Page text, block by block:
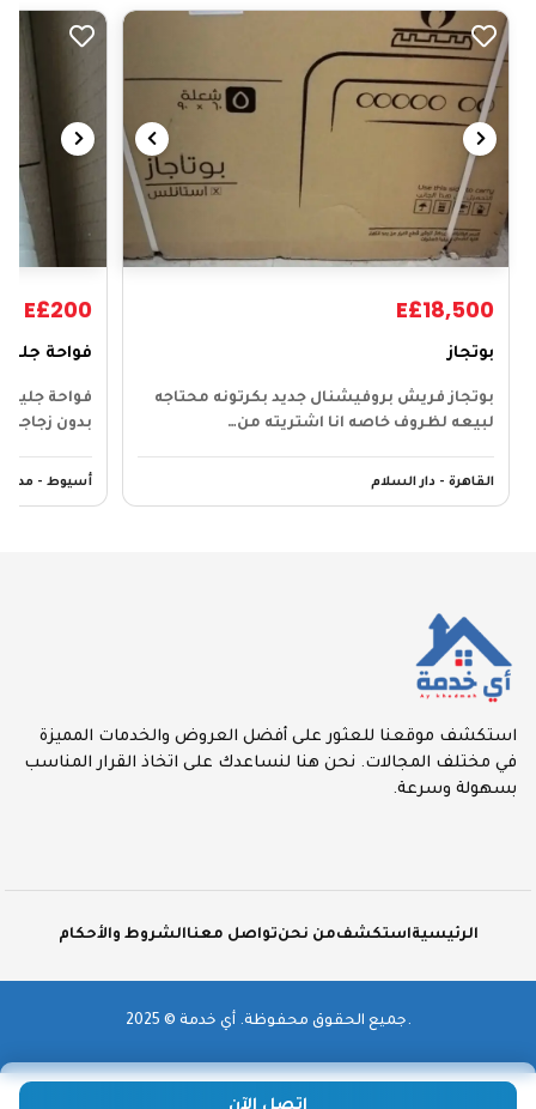
بوتجاز
بوتجاز فريش بروفيشنال جديد بكرتونه محتاجه
لبيعه لظروف خاصه انا اشتريته من…
القاهرة - دار السلام
E£18,500
فواحة جليد
فواحة جليد
بدون زجاجة
أسيوط -
E£200
استكشف موقعنا للعثور على أفضل العروض والخدمات المميزة
في مختلف المجالات. نحن هنا لنساعدك على اتخاذ القرار المناسب
بسهولة وسرعة.
الرئيسيةاستكشفمن نحنتواصل معناالشروط والأحكام
2025 © جميع الحقوق محفوظة. أي خدمة.